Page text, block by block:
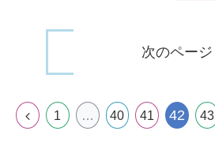
次のページ
1 … 40 41 42 43